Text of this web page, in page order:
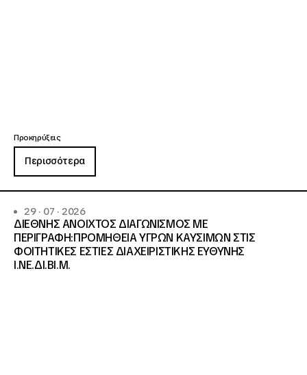
Προκηρύξεις
Περισσότερα
29 · 07 · 2026
ΔΙΕΘΝΗΣ ΑΝΟΙΧΤΟΣ ΔΙΑΓΩΝΙΣΜΟΣ ΜΕ
ΠΕΡΙΓΡΑΦΗ:ΠΡΟΜΗΘΕΙΑ ΥΓΡΩΝ ΚΑΥΣΙΜΩΝ ΣΤΙΣ
ΦΟΙΤΗΤΙΚΕΣ ΕΣΤΙΕΣ ΔΙΑΧΕΙΡΙΣΤΙΚΗΣ ΕΥΘΥΝΗΣ
Ι.ΝΕ.ΔΙ.ΒΙ.Μ.